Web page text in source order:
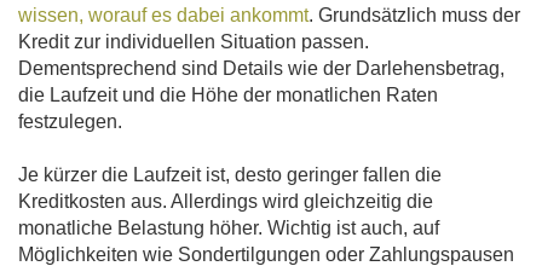
wissen, worauf es dabei ankommt. Grundsätzlich muss der
Kredit zur individuellen Situation passen.
Dementsprechend sind Details wie der Darlehensbetrag,
die Laufzeit und die Höhe der monatlichen Raten
festzulegen.
Je kürzer die Laufzeit ist, desto geringer fallen die
Kreditkosten aus. Allerdings wird gleichzeitig die
monatliche Belastung höher. Wichtig ist auch, auf
Möglichkeiten wie Sondertilgungen oder Zahlungspausen